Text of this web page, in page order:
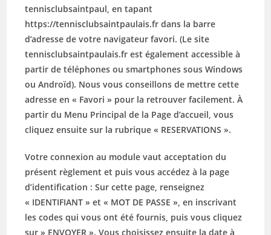
tennisclubsaintpaul, en tapant
https://tennisclubsaintpaulais.fr dans la barre
d’adresse de votre navigateur favori. (Le site
tennisclubsaintpaulais.fr est également accessible à
partir de téléphones ou smartphones sous Windows
ou Androïd). Nous vous conseillons de mettre cette
adresse en « Favori » pour la retrouver facilement. À
partir du Menu Principal de la Page d’accueil, vous
cliquez ensuite sur la rubrique « RESERVATIONS ».
Votre connexion au module vaut acceptation du
présent règlement et puis vous accédez à la page
d’identification : Sur cette page, renseignez
« IDENTIFIANT » et « MOT DE PASSE », en inscrivant
les codes qui vous ont été fournis, puis vous cliquez
sur » ENVOYER ». Vous choisissez ensuite la date à